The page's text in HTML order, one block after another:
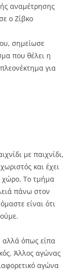
αναμέτρησης
ο Ζίβκο
σημείωσε
που θέλει η
για
με παιχνίδι,
και έχει
χώρο. Το τμήμα
πάνω στον
είναι ότι
αλλά όπως είπα
Άλλος αγώνας
αγώνα